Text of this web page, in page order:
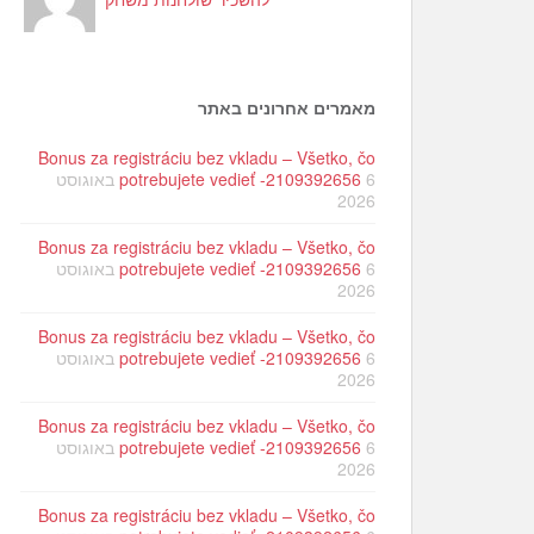
מאמרים אחרונים באתר
Bonus za registráciu bez vkladu – Všetko, čo
potrebujete vedieť -2109392656 6 באוגוסט
2026
Bonus za registráciu bez vkladu – Všetko, čo
potrebujete vedieť -2109392656 6 באוגוסט
2026
Bonus za registráciu bez vkladu – Všetko, čo
potrebujete vedieť -2109392656 6 באוגוסט
2026
Bonus za registráciu bez vkladu – Všetko, čo
potrebujete vedieť -2109392656 6 באוגוסט
2026
Bonus za registráciu bez vkladu – Všetko, čo